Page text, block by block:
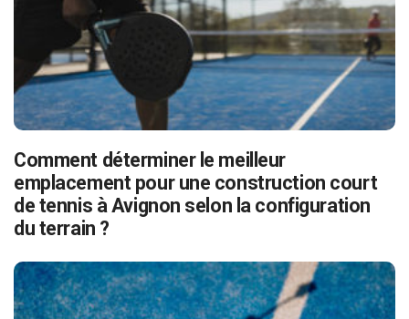
Comment déterminer le meilleur
emplacement pour une construction court
de tennis à Avignon selon la configuration
du terrain ?